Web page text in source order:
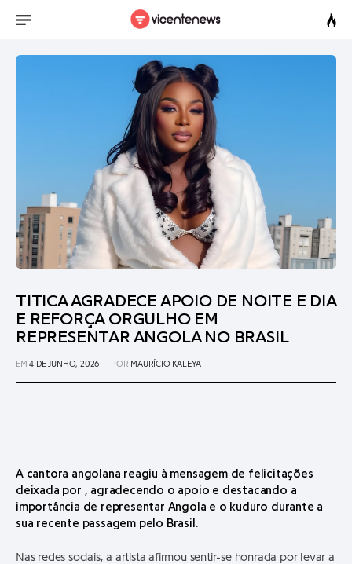
TITICA AGRADECE APOIO DE NOITE E DIA
E REFORÇA ORGULHO EM
REPRESENTAR ANGOLA NO BRASIL
EM4 DE JUNHO, 2026 POR MAURÍCIO KALEYA
A cantora angolana reagiu à mensagem de felicitações
deixada por , agradecendo o apoio e destacando a
importância de representar Angola e o kuduro durante a
sua recente passagem pelo Brasil.
Nas redes sociais, a artista afirmou sentir-se honrada por levar a